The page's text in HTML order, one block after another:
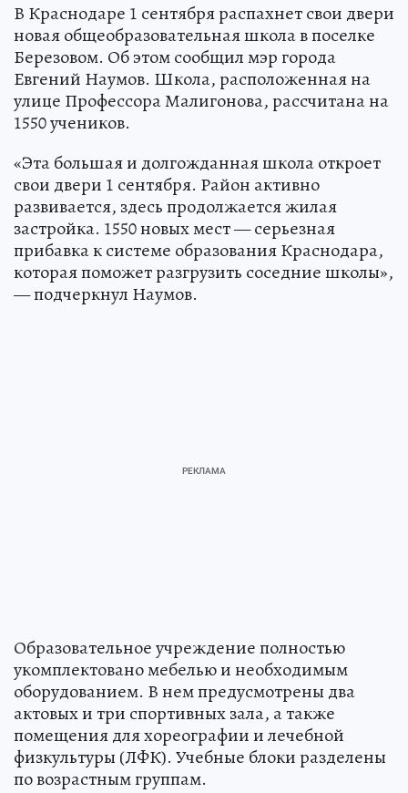
В Краснодаре 1 сентября распахнет свои двери
новая общеобразовательная школа в поселке
Березовом. Об этом сообщил мэр города
Евгений Наумов. Школа, расположенная на
улице Профессора Малигонова, рассчитана на
1550 учеников.
«Эта большая и долгожданная школа откроет
свои двери 1 сентября. Район активно
развивается, здесь продолжается жилая
застройка. 1550 новых мест — серьезная
прибавка к системе образования Краснодара,
которая поможет разгрузить соседние школы»,
— подчеркнул Наумов.
Образовательное учреждение полностью
укомплектовано мебелью и необходимым
оборудованием. В нем предусмотрены два
актовых и три спортивных зала, а также
помещения для хореографии и лечебной
физкультуры (ЛФК). Учебные блоки разделены
по возрастным группам.